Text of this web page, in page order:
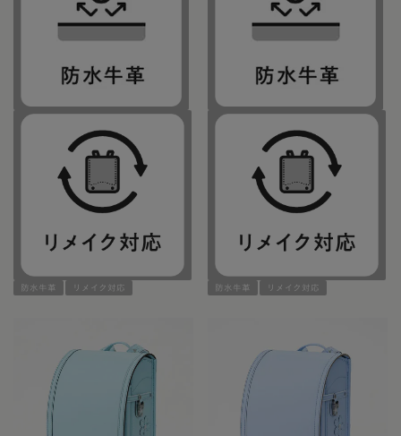
防水牛革 リメイク対応 防水牛革 リメイク対応